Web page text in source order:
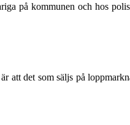
på kommunen och hos
att det som säljs på